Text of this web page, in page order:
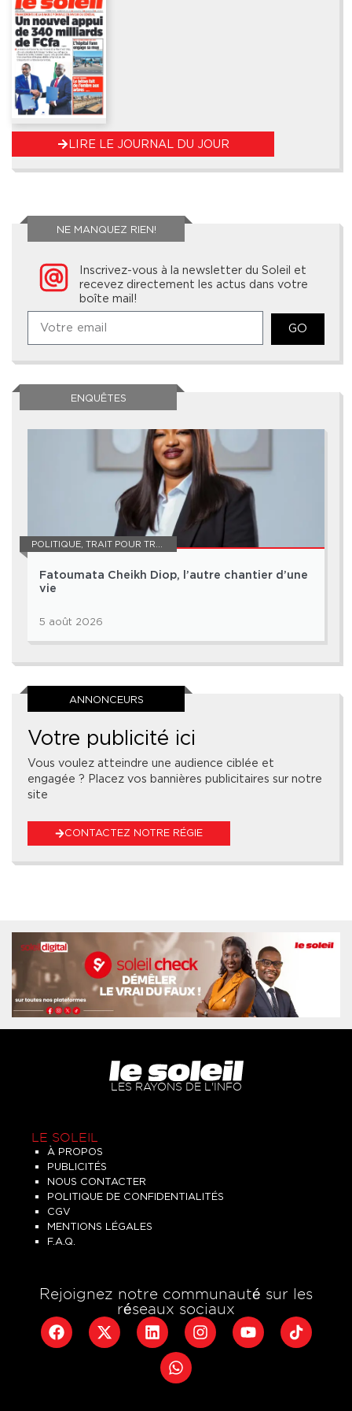
LIRE LE JOURNAL DU JOUR
NE MANQUEZ RIEN!
Inscrivez-vous à la newsletter du Soleil et
recevez directement les actus dans votre
boîte mail!
GO
ENQUÊTES
POLITIQUE, TRAIT POUR TRAIT
Fatoumata Cheikh Diop, l’autre chantier d’une
vie
5 août 2026
ANNONCEURS
Votre publicité ici
Vous voulez atteindre une audience ciblée et
engagée ? Placez vos bannières publicitaires sur notre
site
CONTACTEZ NOTRE RÉGIE
LES RAYONS DE L'INFO
LE SOLEIL
À PROPOS
PUBLICITÉS
NOUS CONTACTER
POLITIQUE DE CONFIDENTIALITÉS
CGV
MENTIONS LÉGALES
F.A.Q.
Rejoignez notre communauté sur les
réseaux sociaux